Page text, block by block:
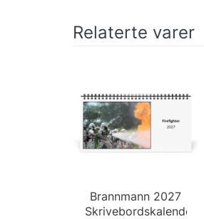
Relaterte varer
Brannmann 2027
Skrivebordskalender